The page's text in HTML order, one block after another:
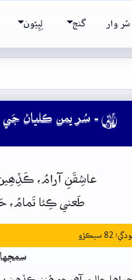
سُر وار گنج لِپِيُون
 - سُر يمن ڪلياڻ
عاشِقَنِ آرامُ،
طَعني ڪِئا تَمامُ،
سيڪڙو